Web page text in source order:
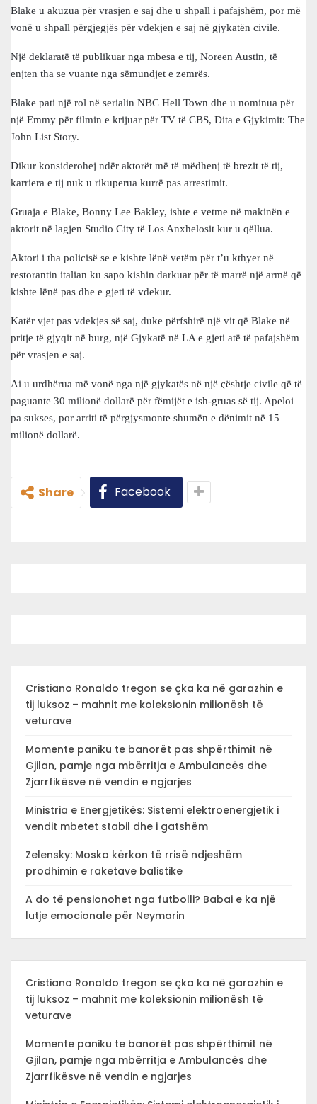
Blake u akuzua për vrasjen e saj dhe u shpall i pafajshëm, por më
vonë u shpall përgjegjës për vdekjen e saj në gjykatën civile.
Një deklaratë të publikuar nga mbesa e tij, Noreen Austin, të
enjten tha se vuante nga sëmundjet e zemrës.
Blake pati një rol në serialin NBC Hell Town dhe u nominua për
një Emmy për filmin e krijuar për TV të CBS, Dita e Gjykimit: The
John List Story.
Dikur konsiderohej ndër aktorët më të mëdhenj të brezit të tij,
karriera e tij nuk u rikuperua kurrë pas arrestimit.
Gruaja e Blake, Bonny Lee Bakley, ishte e vetme në makinën e
aktorit në lagjen Studio City të Los Anxhelosit kur u qëllua.
Aktori i tha policisë se e kishte lënë vetëm për t’u kthyer në
restorantin italian ku sapo kishin darkuar për të marrë një armë që
kishte lënë pas dhe e gjeti të vdekur.
Katër vjet pas vdekjes së saj, duke përfshirë një vit që Blake në
pritje të gjyqit në burg, një Gjykatë në LA e gjeti atë të pafajshëm
për vrasjen e saj.
Ai u urdhërua më vonë nga një gjykatës në një çështje civile që të
paguante 30 milionë dollarë për fëmijët e ish-gruas së tij. Apeloi
pa sukses, por arriti të përgjysmonte shumën e dënimit në 15
milionë dollarë.
Share Facebook
Cristiano Ronaldo tregon se çka ka në garazhin e
tij luksoz – mahnit me koleksionin milionësh të
veturave
Momente paniku te banorët pas shpërthimit në
Gjilan, pamje nga mbërritja e Ambulancës dhe
Zjarrfikësve në vendin e ngjarjes
Ministria e Energjetikës: Sistemi elektroenergjetik i
vendit mbetet stabil dhe i gatshëm
Zelensky: Moska kërkon të rrisë ndjeshëm
prodhimin e raketave balistike
A do të pensionohet nga futbolli? Babai e ka një
lutje emocionale për Neymarin
Cristiano Ronaldo tregon se çka ka në garazhin e
tij luksoz – mahnit me koleksionin milionësh të
veturave
Momente paniku te banorët pas shpërthimit në
Gjilan, pamje nga mbërritja e Ambulancës dhe
Zjarrfikësve në vendin e ngjarjes